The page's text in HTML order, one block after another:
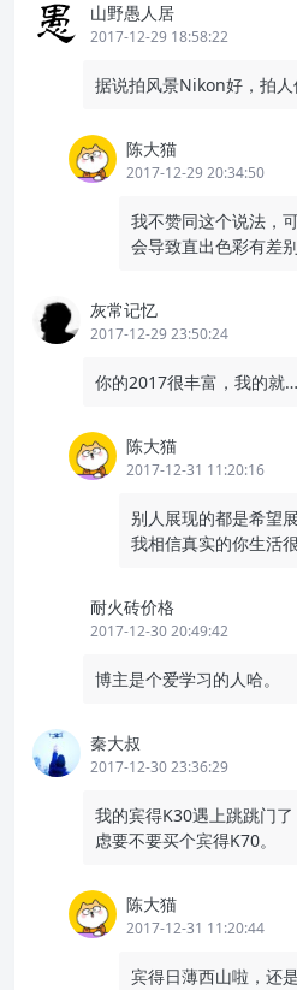
山野愚人居
2017-12-29 18:58:22
据说拍风景Nikon好，拍人
陈大猫
2017-12-29 20:34:50
我不赞同这个说法，
会导致直出色彩有差别
灰常记忆
2017-12-29 23:50:24
你的2017很丰富，我的就…
陈大猫
2017-12-31 11:20:16
别人展现的都是希望
我相信真实的你生活很
耐火砖价格
2017-12-30 20:49:42
博主是个爱学习的人哈。
秦大叔
2017-12-30 23:36:29
我的宾得K30遇上跳跳门
虑要不要买个宾得K70。
陈大猫
2017-12-31 11:20:44
宾得日薄西山啦，还是